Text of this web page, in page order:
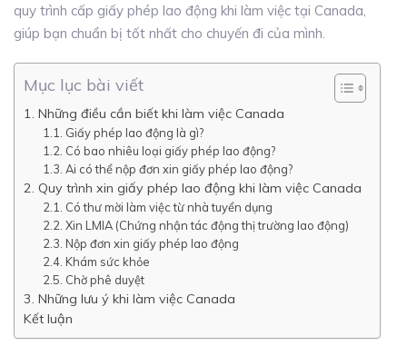
quy trình cấp giấy phép lao động khi làm việc tại Canada,
giúp bạn chuẩn bị tốt nhất cho chuyến đi của mình.
Mục lục bài viết
1. Những điều cần biết khi làm việc Canada
1.1. Giấy phép lao động là gì?
1.2. Có bao nhiêu loại giấy phép lao động?
1.3. Ai có thể nộp đơn xin giấy phép lao động?
2. Quy trình xin giấy phép lao động khi làm việc Canada
2.1. Có thư mời làm việc từ nhà tuyển dụng
2.2. Xin LMIA (Chứng nhận tác động thị trường lao động)
2.3. Nộp đơn xin giấy phép lao động
2.4. Khám sức khỏe
2.5. Chờ phê duyệt
3. Những lưu ý khi làm việc Canada
Kết luận